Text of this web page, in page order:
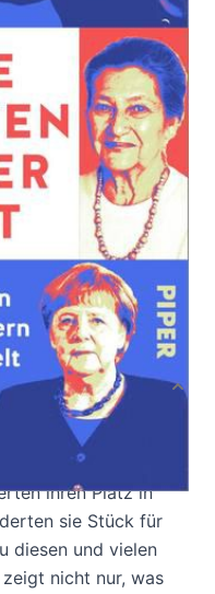
24.02.2022
384 Seiten
ISBN: 978-3-492-
3
Angela Merkel,
ihren Platz in
sie Stück für
diesen und vielen
nicht nur, was